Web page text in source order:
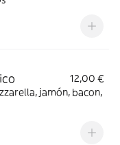
12,00 €
jamón, bacon,